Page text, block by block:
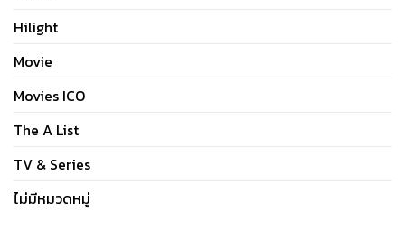
Hilight
Movie
Movies ICO
The A List
TV & Series
ไม่มีหมวดหมู่